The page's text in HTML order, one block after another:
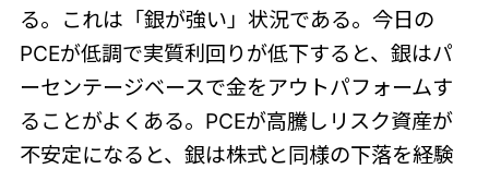
る。これは「銀が強い」状況である。今日の
PCEが低調で実質利回りが低下すると、銀はパ
ーセンテージベースで金をアウトパフォームす
ることがよくある。PCEが高騰しリスク資産が
不安定になると、銀は株式と同様の下落を経験